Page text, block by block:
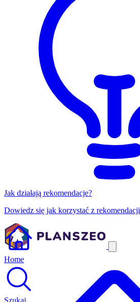
Jak działają rekomendacje?
Dowiedz się jak korzystać z rekomendacji
Home
Szukaj